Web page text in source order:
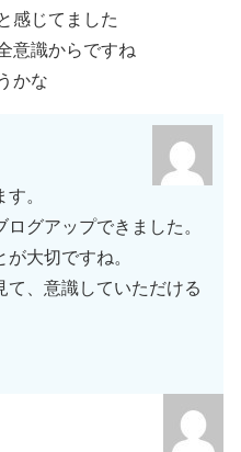
感じてました
意識からですね
かな
。
グアップできました。
大切ですね。
て、意識していただける